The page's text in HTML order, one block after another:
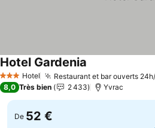
3 ÉtoilesHotel Restaurant et bar ouverts
Hotel Gardenia
8,0 Très bien 2 433 Yvrac
De 52 €